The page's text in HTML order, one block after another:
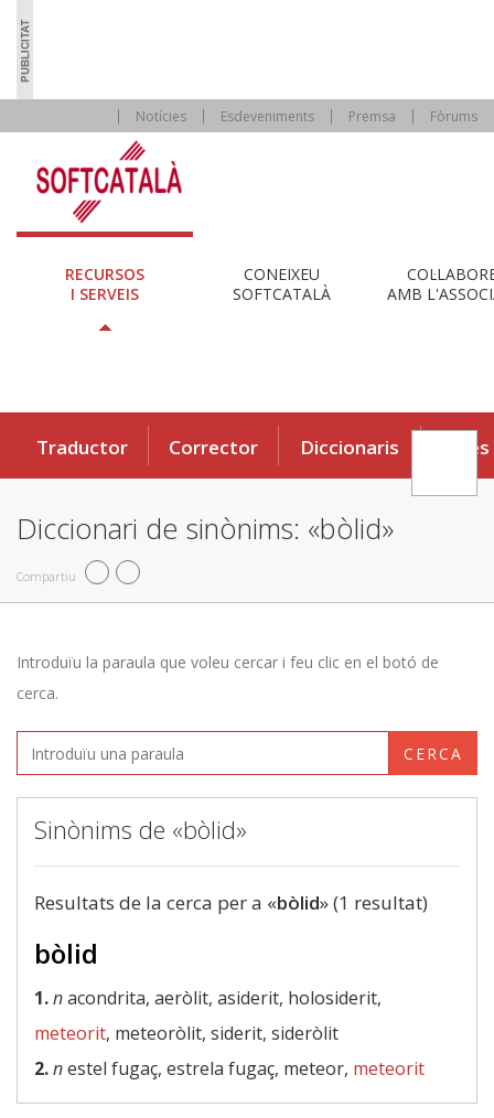
Notícies Esdeveniments Premsa Fòrums
RECURSOS
I SERVEIS
CONEIXEU
SOFTCATALÀ
AMB
Traductor Corrector Diccionaris Eines
Diccionari de sinònims: «bòlid»
Compartiu
Introduïu la paraula que voleu cercar i feu clic en el botó de
cerca.
CERCA
Sinònims de «bòlid»
Resultats de la cerca per a «bòlid» (1 resultat)
bòlid
1.nacondrita, aeròlit, asiderit, holosiderit,
meteorit, meteoròlit, siderit, sideròlit
2.nestel fugaç, estrela fugaç, meteor, meteorit